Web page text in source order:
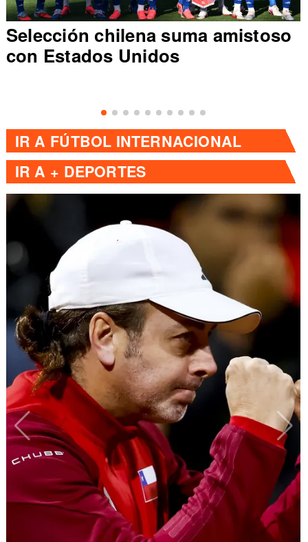
Selección chilena suma amistoso
con Estados Unidos
IR A FÚTBOL INTERNACIONAL
IR A + DEPORTES